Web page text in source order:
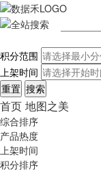
积分范围
上架时间
首页 地图之美
综合排序
产品热度
上架时间
积分排序